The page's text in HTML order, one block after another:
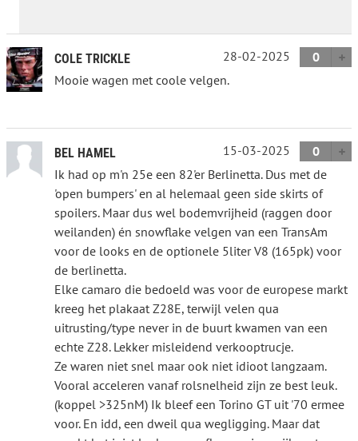
COLE TRICKLE 28-02-2025
0
Mooie wagen met coole velgen.
BEL HAMEL 15-03-2025
0
Ik had op m'n 25e een 82'er Berlinetta. Dus met de
'open bumpers' en al helemaal geen side skirts of
spoilers. Maar dus wel bodemvrijheid (raggen door
weilanden) én snowflake velgen van een TransAm
voor de looks en de optionele 5liter V8 (165pk) voor
de berlinetta.
Elke camaro die bedoeld was voor de europese markt
kreeg het plakaat Z28E, terwijl velen qua
uitrusting/type never in de buurt kwamen van een
echte Z28. Lekker misleidend verkooptrucje.
Ze waren niet snel maar ook niet idioot langzaam.
Vooral acceleren vanaf rolsnelheid zijn ze best leuk.
(koppel >325nM) Ik bleef een Torino GT uit '70 ermee
voor. En idd, een dweil qua wegligging. Maar dat